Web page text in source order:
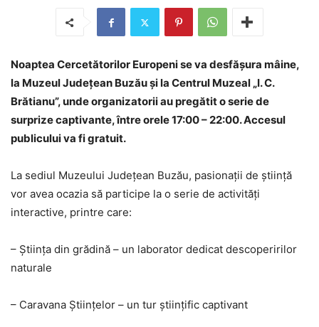
Noaptea Cercetătorilor Europeni se va desfășura mâine,
la Muzeul Județean Buzău și la Centrul Muzeal „I. C.
Brătianu”, unde organizatorii au pregătit o serie de
surprize captivante, între orele 17:00 – 22:00. Accesul
publicului va fi gratuit.
La sediul Muzeului Județean Buzău, pasionații de știință
vor avea ocazia să participe la o serie de activități
interactive, printre care:
– Știința din grădină – un laborator dedicat descoperirilor
naturale
– Caravana Științelor – un tur științific captivant